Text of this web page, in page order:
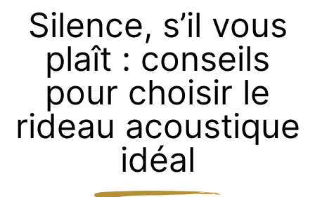
Silence, s’il vous
plaît : conseils
pour choisir le
rideau acoustique
idéal